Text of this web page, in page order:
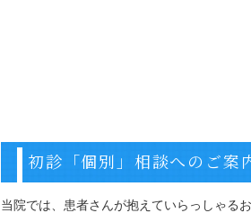
初診「個別」相談へのご案
当院では、患者さんが抱えていらっしゃる